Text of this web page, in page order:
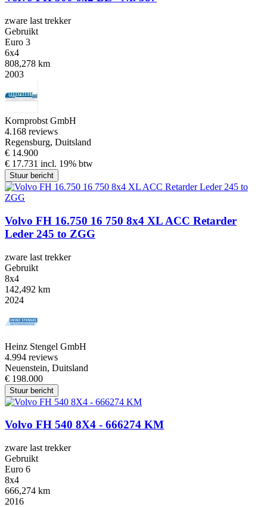
zware last trekker
Gebruikt
Euro 3
6x4
808,278 km
2003
Kornprobst GmbH
4.168 reviews
Regensburg, Duitsland
€ 14.900
€ 17.731 incl. 19% btw
Stuur bericht
Volvo FH 16.750 16 750 8x4 XL ACC Retarder
Leder 245 to ZGG
zware last trekker
Gebruikt
8x4
142,492 km
2024
Heinz Stengel GmbH
4.994 reviews
Neuenstein, Duitsland
€ 198.000
Stuur bericht
Volvo FH 540 8X4 - 666274 KM
zware last trekker
Gebruikt
Euro 6
8x4
666,274 km
2016